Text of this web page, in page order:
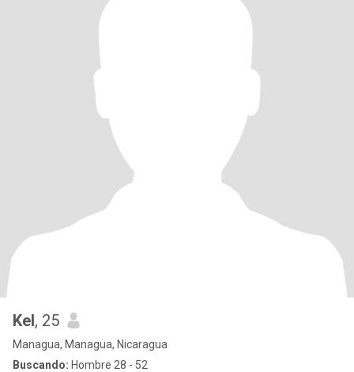
Kel, 25
Managua, Managua, Nicaragua
Buscando: Hombre 28 - 52